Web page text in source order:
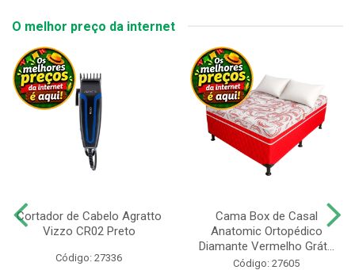
O melhor preço da internet
Cortador de Cabelo Agratto
Vizzo CR02 Preto
Código: 27336
Cama Box de Casal
Anatomic Ortopédico
Diamante Vermelho Grát...
Código: 27605